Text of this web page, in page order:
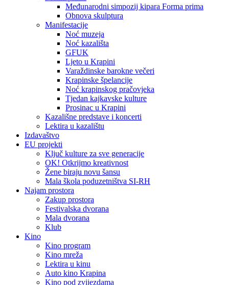
Međunarodni simpozij kipara Forma prima
Obnova skulptura
Manifestacije
Noć muzeja
Noć kazališta
GFUK
Ljeto u Krapini
Varaždinske barokne večeri
Krapinske špelancije
Noć krapinskog pračovjeka
Tjedan kajkavske kulture
Prosinac u Krapini
Kazališne predstave i koncerti
Lektira u kazalištu
Izdavaštvo
EU projekti
Ključ kulture za sve generacije
OK! Otkrijmo kreativnost
Žene biraju novu šansu
Mala škola poduzetništva SI-RH
Najam prostora
Zakup prostora
Festivalska dvorana
Mala dvorana
Klub
Kino
Kino program
Kino mreža
Lektira u kinu
Auto kino Krapina
Kino pod zvijezdama